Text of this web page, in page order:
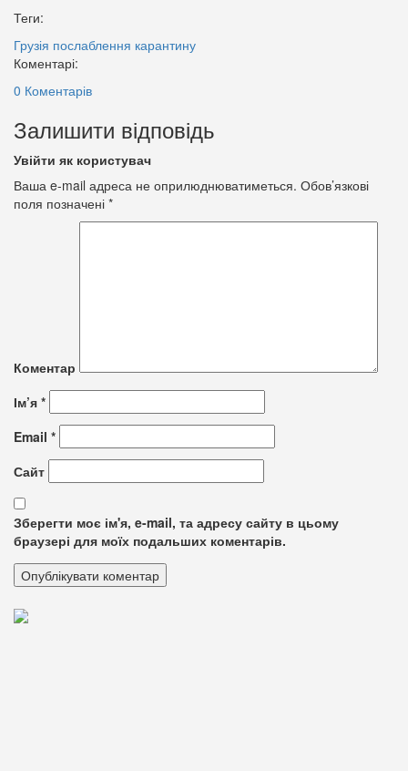
Теги:
Грузія послаблення карантину
Коментарі:
0 Коментарів
Залишити відповідь
Увійти як користувач
Ваша e-mail адреса не оприлюднюватиметься. Обов’язкові
поля позначені *
Коментар
Ім’я *
Email *
Сайт
Зберегти моє ім'я, e-mail, та адресу сайту в цьому
браузері для моїх подальших коментарів.